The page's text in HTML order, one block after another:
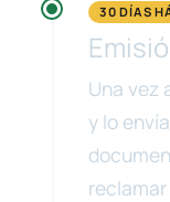
30 DÍAS
Una vez
y lo